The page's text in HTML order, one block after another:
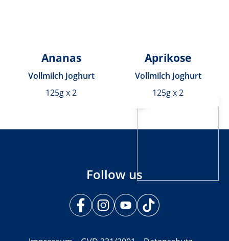
Ananas
Vollmilch Joghurt
125g x 2
Aprikose
Vollmilch Joghurt
125g x 2
Follow us